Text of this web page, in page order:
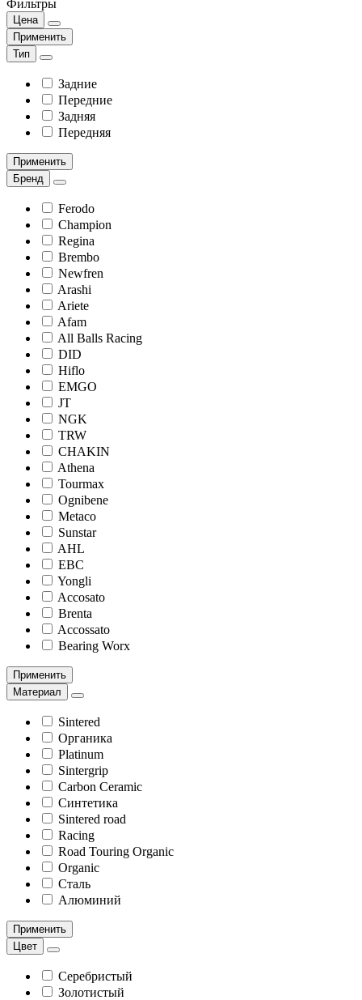
Фильтры
Цена
Применить
Тип
Задние
Передние
Задняя
Передняя
Применить
Бренд
Ferodo
Champion
Regina
Brembo
Newfren
Arashi
Ariete
Afam
All Balls Racing
DID
Hiflo
EMGO
JT
NGK
TRW
CHAKIN
Athena
Tourmax
Ognibene
Metaco
Sunstar
AHL
EBC
Yongli
Accosato
Brenta
Accossato
Bearing Worx
Применить
Материал
Sintered
Органика
Platinum
Sintergrip
Carbon Ceramic
Синтетика
Sintered road
Racing
Road Touring Organic
Organic
Сталь
Алюминий
Применить
Цвет
Серебристый
Золотистый